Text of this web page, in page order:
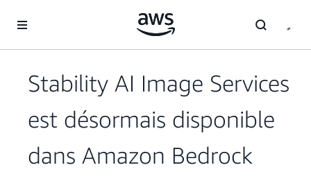
Stability AI Image Services
est désormais disponible
dans Amazon Bedrock